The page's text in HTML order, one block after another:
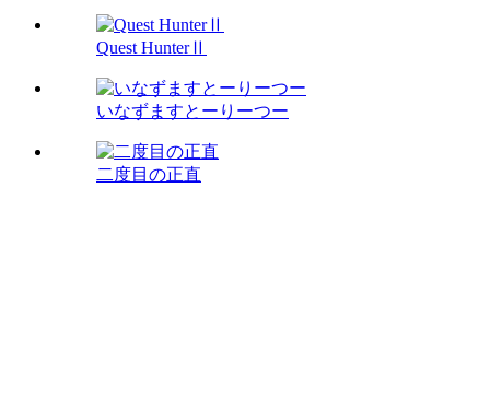
Quest HunterⅡ
いなずますとーりーつー
二度目の正直